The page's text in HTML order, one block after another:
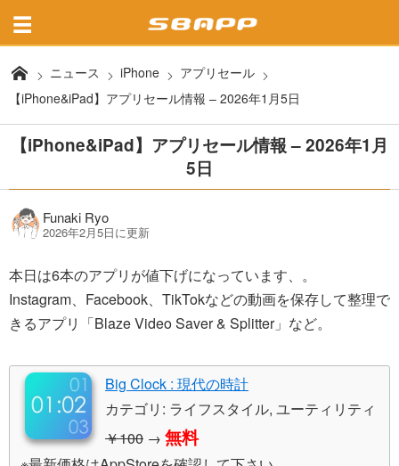
ニュース iPhone
アプリセール
【iPhone&iPad】アプリセール情報 – 2026年1月5日
【iPhone&iPad】アプリセール情報 – 2026年1月
5日
Funaki Ryo
2026年2月5日に更新
本日は6本のアプリが値下げになっています、。
Instagram、Facebook、TikTokなどの動画を保存して整理で
きるアプリ「Blaze Video Saver & Splitter」など。
Big Clock : 現代の時計
カテゴリ: ライフスタイル, ユーティリティ
￥100 → 無料